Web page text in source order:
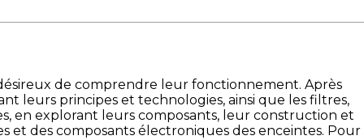
de comprendre leur fonctionnement. Après
leurs principes et technologies, ainsi que les filtres,
en explorant leurs composants, leur construction et
des composants électroniques des enceintes. Pour